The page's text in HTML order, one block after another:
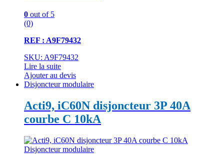
0 out of 5
(0)
REF : A9F79432
SKU: A9F79432
Lire la suite
Ajouter au devis
Disjoncteur modulaire
Acti9, iC60N disjoncteur 3P 40A
courbe C 10kA
Disjoncteur modulaire